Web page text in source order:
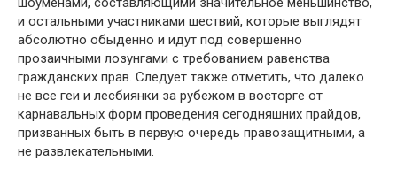
и остальными участниками шествий, которые выглядят
абсолютно обыденно и идут под совершенно
прозаичными лозунгами с требованием равенства
гражданских прав. Следует также отметить, что далеко
не все геи и лесбиянки за рубежом в восторге от
карнавальных форм проведения сегодняшних прайдов,
призванных быть в первую очередь правозащитными, а
не развлекательными.